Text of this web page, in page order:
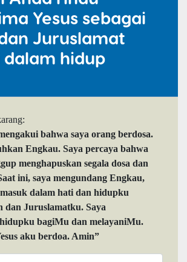
Yesus sebagai
Juruslamat
hidup
bahwa saya orang berdosa.
Engkau. Saya percaya bahwa
menghapuskan segala dosa dan
ini, saya mengundang Engkau,
dalam hati dan hidupku
dan Juruslamatku. Saya
bagiMu dan melayaniMu.
aku berdoa. Amin”